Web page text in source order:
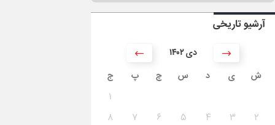
آرشیو تاریخی
۱۴۰۲ دی
ش
ی د س چ پ ج
۱
۲
۳ ۴ ۵ ۶ ۷
۸